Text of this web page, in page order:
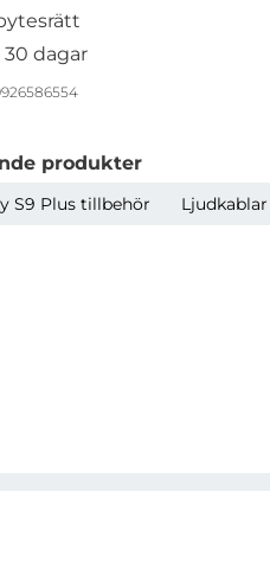
dagar
produkter
S9 Plus tillbehör